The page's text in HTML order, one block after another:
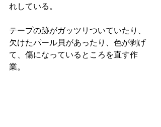
れしている。
テープの跡がガッツリついていたり、
欠けたパール貝があったり、色が剥げ
て、傷になっているところを直す作
業。